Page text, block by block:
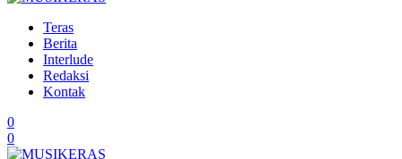
Teras
Berita
Interlude
Redaksi
Kontak
0
0